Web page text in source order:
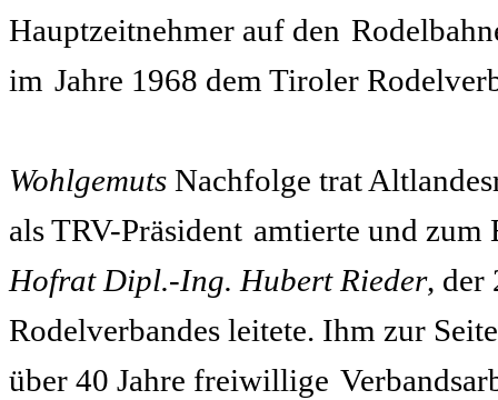
Hauptzeitnehmer auf den
im Jahre 1968 dem Tiroler
Wohlgemuts Nachfolge trat
als TRV-Präsident amtierte und
Hofrat Dipl.-Ing. Hubert Rieder, der
Rodelverbandes leitete. Ihm zur
über 40 Jahre freiwillige